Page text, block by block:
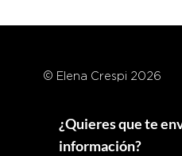
© Elena Crespi 2026
¿Quieres que te
información?